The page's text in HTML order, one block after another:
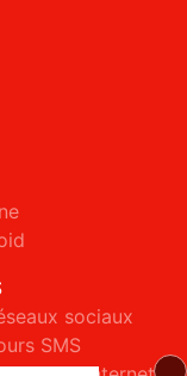
sociaux
SMS